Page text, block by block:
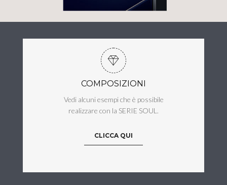
COMPOSIZIONI
Vedi alcuni esempi che è possibile
realizzare con la SERIE SOUL.
CLICCA QUI